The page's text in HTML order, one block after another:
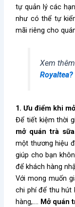
tự quản lý các
như có thể tự
mãi riêng cho
Xem
Royaltea?
1. Ưu điểm khi
Để tiết kiệm thời
mở quán trà
một thương hiệu
giúp cho bạn
để khách hàng
Với mong muốn
chi phí để thu hút
hàng,…. Mở quán